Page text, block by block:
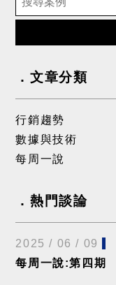
文章分類
行銷趨勢
數據與技術
每周一說
熱門談論
2025 / 06 / 09
每周一說:第四期